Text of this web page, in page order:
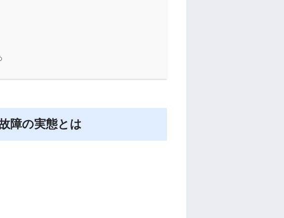
障の実態とは